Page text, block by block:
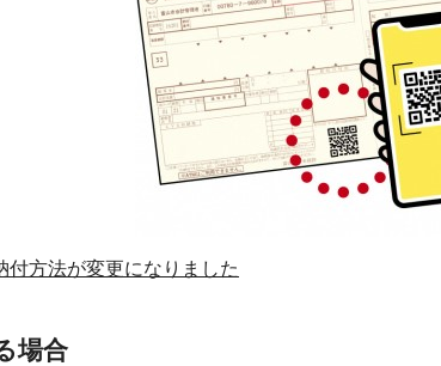
方法が変更になりました
場合